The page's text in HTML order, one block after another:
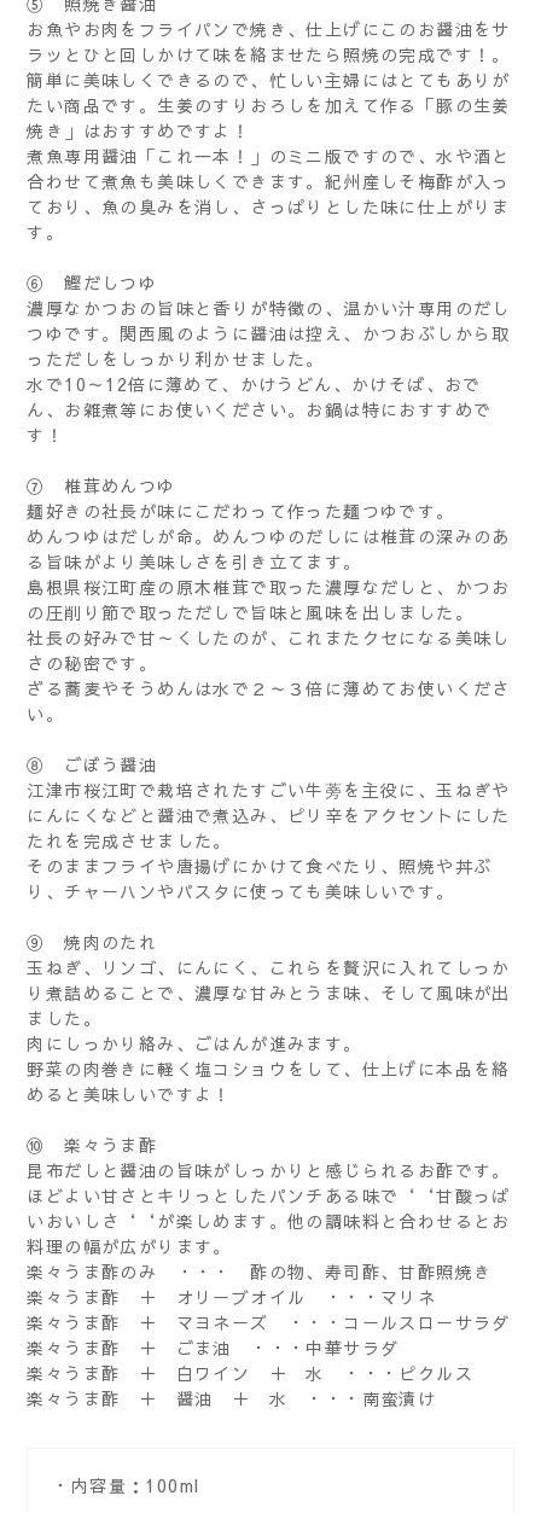
お魚やお肉をフライパンで焼き、仕上げにこのお醤油をサ
ラッとひと回しかけて味を絡ませたら照焼の完成です！。
簡単に美味しくできるので、忙しい主婦にはとてもありが
たい商品です。生姜のすりおろしを加えて作る「豚の生姜
焼き」はおすすめですよ！
煮魚専用醤油「これ一本！」のミニ版ですので、水や酒と
合わせて煮魚も美味しくできます。紀州産しそ梅酢が入っ
ており、魚の臭みを消し、さっぱりとした味に仕上がりま
す。
⑥ 鰹だしつゆ
濃厚なかつおの旨味と香りが特徴の、温かい汁専用のだし
つゆです。関西風のように醤油は控え、かつおぶしから取
っただしをしっかり利かせました。
水で10～12倍に薄めて、かけうどん、かけそば、おで
ん、お雑煮等にお使いください。お鍋は特におすすめで
す！
⑦ 椎茸めんつゆ
麺好きの社長が味にこだわって作った麺つゆです。
めんつゆはだしが命。めんつゆのだしには椎茸の深みのあ
る旨味がより美味しさを引き立てます。
島根県桜江町産の原木椎茸で取った濃厚なだしと、かつお
の圧削り節で取っただしで旨味と風味を出しました。
社長の好みで甘～くしたのが、これまたクセになる美味し
さの秘密です。
ざる蕎麦やそうめんは水で２～３倍に薄めてお使いくださ
い。
⑧ ごぼう醤油
江津市桜江町で栽培されたすごい牛蒡を主役に、玉ねぎや
にんにくなどと醤油で煮込み、ピリ辛をアクセントにした
たれを完成させました。
そのままフライや唐揚げにかけて食べたり、照焼や丼ぶ
り、チャーハンやパスタに使っても美味しいです。
⑨ 焼肉のたれ
玉ねぎ、リンゴ、にんにく、これらを贅沢に入れてしっか
り煮詰めることで、濃厚な甘みとうま味、そして風味が出
ました。
肉にしっかり絡み、ごはんが進みます。
野菜の肉巻きに軽く塩コショウをして、仕上げに本品を絡
めると美味しいですよ！
⑩ 楽々うま酢
昆布だしと醤油の旨味がしっかりと感じられるお酢です。
ほどよい甘さとキリっとしたパンチある味で‘‘甘酸っぱ
いおいしさ‘‘が楽しめます。他の調味料と合わせるとお
料理の幅が広がります。
楽々うま酢のみ ・・・ 酢の物、寿司酢、甘酢照焼き
楽々うま酢 ＋ オリーブオイル ・・・マリネ
楽々うま酢 ＋ マヨネーズ ・・・コールスローサラダ
楽々うま酢 ＋ ごま油 ・・・中華サラダ
楽々うま酢 ＋ 白ワイン ＋ 水 ・・・ピクルス
楽々うま酢 ＋ 醤油 ＋ 水 ・・・南蛮漬け
内容量：100ml